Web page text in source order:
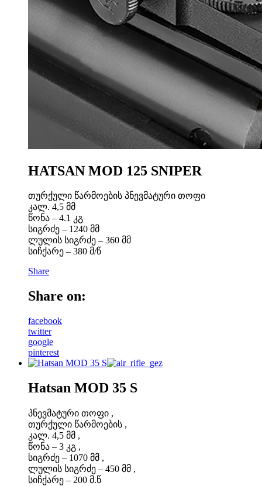
HATSAN MOD 125 SNIPER
თურქული წარმოების პნევმატური თოფი
კალ. 4,5 მმ
წონა – 4.1 კგ
სიგრძე – 1240 მმ
ლულის სიგრძე – 360 მმ
სიჩქარე – 380 მ/წ
Share
Share on:
facebook
twitter
google
pinterest
Hatsan MOD 35 S
პნევმატური თოფი ,
თურქული წარმოების ,
კალ. 4,5 მმ ,
წონა – 3 კგ ,
სიგრძე – 1070 მმ ,
ლულის სიგრძე – 450 მმ ,
სიჩქარე – 200 მ.წ